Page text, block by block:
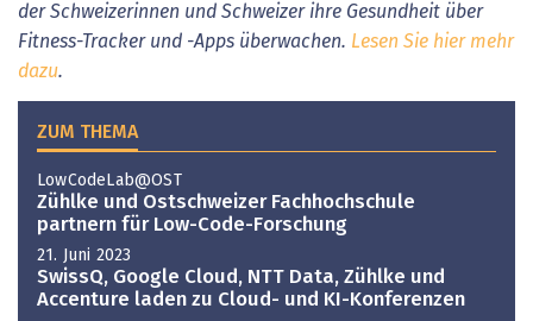
der Schweizerinnen und Schweizer ihre Gesundheit über
Fitness-Tracker und -Apps überwachen. Lesen Sie hier mehr
dazu.
ZUM THEMA
LowCodeLab@OST
Zühlke und Ostschweizer Fachhochschule
partnern für Low-Code-Forschung
21. Juni 2023
SwissQ, Google Cloud, NTT Data, Zühlke und
Accenture laden zu Cloud- und KI-Konferenzen